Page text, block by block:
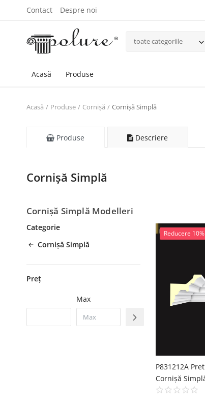
Contact Despre noi
toate categoriile
Acasă Produse
Acasă Produse Cornișă Cornișă Simplă
Produse Descriere
Cornișă Simplă
Cornișă Simplă Modelleri
Categorie
Cornișă Simplă
Preț
Max
Reducere 10%